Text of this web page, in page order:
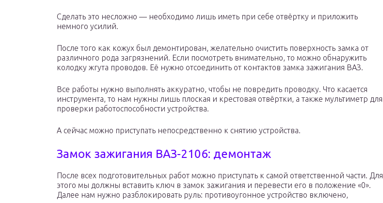
Сделать это несложно — необходимо лишь иметь при себе отвёртку и приложить
немного усилий.
После того как кожух был демонтирован, желательно очистить поверхность замка от
различного рода загрязнений. Если посмотреть внимательно, то можно обнаружить
колодку жгута проводов. Её нужно отсоединить от контактов замка зажигания ВАЗ.
Все работы нужно выполнять аккуратно, чтобы не повредить проводку. Что касается
инструмента, то нам нужны лишь плоская и крестовая отвёртки, а также мультиметр для
проверки работоспособности устройства.
А сейчас можно приступать непосредственно к снятию устройства.
Замок зажигания ВАЗ-2106: демонтаж
После всех подготовительных работ можно приступать к самой ответственной части. Для
этого мы должны вставить ключ в замок зажигания и перевести его в положение «0».
Далее нам нужно разблокировать руль: противоугонное устройство включено,